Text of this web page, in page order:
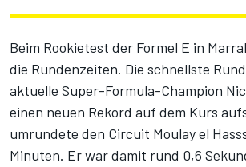
Beim Rookietest der Formel E in
die Rundenzeiten. Die schnellste
aktuelle Super-Formula-Champion
einen neuen Rekord auf dem Kurs
umrundete den Circuit Moulay el
Minuten. Er war damit rund 0,6